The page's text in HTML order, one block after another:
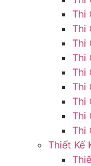
Thi
Thi
Thi
Thi
Thi
Thi
Thi
Thi
Thi
Thiết Kế